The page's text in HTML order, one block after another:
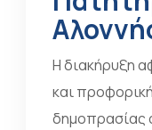
Η διακήρυξη
και
δημοπρασίας